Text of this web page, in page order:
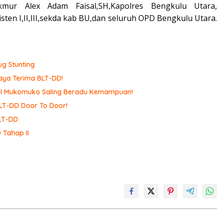
Alex Adam Faisal,SH,Kapolres Bengkulu Utara,
I,II,III,sekda kab BU,dan seluruh OPD Bengkulu Utara.
Stunting
Terima BLT-DD!
I Mukomuko Saling Beradu Kemampuan!
DD Door To Door!
DD
Tahap II